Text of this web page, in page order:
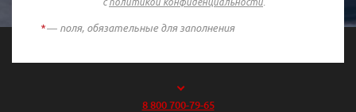
с политикой конфиденциальности
*— поля, обязательные для заполнения
8 800 700-79-65